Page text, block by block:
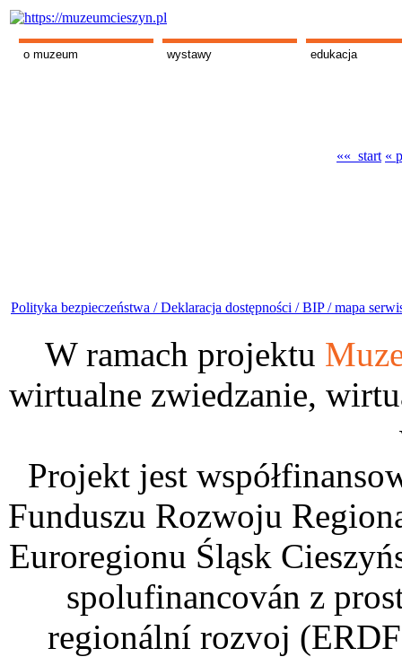
o muzeum wystawy edukacja
«« start «
Polityka bezpieczeństwa /Deklaracja dostępności /BIP /mapa
W ramach projektu
wirtualne zwiedzanie,
Projekt jest
Funduszu Rozwoju
Euroregionu Śląsk
spolufinancován z
regionální rozvoj